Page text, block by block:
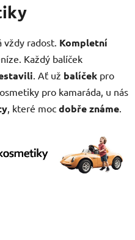
vždy radost. Kompletní
Každý balíček
. Ať už balíček pro
pro kamaráda, u nás
, které moc dobře známe.